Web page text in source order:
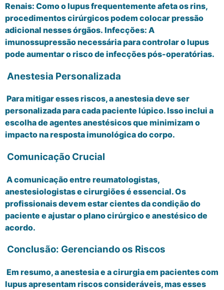
Renais: Como o lupus frequentemente afeta os rins,
procedimentos cirúrgicos podem colocar pressão
adicional nesses órgãos. Infecções: A
imunossupressão necessária para controlar o lupus
pode aumentar o risco de infecções pós-operatórias.
Anestesia Personalizada
Para mitigar esses riscos, a anestesia deve ser
personalizada para cada paciente lúpico. Isso inclui a
escolha de agentes anestésicos que minimizam o
impacto na resposta imunológica do corpo.
Comunicação Crucial
A comunicação entre reumatologistas,
anestesiologistas e cirurgiões é essencial. Os
profissionais devem estar cientes da condição do
paciente e ajustar o plano cirúrgico e anestésico de
acordo.
Conclusão: Gerenciando os Riscos
Em resumo, a anestesia e a cirurgia em pacientes com
lupus apresentam riscos consideráveis, mas esses